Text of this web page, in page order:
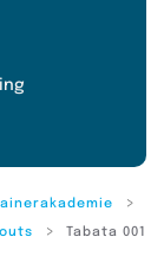
Tabata 001